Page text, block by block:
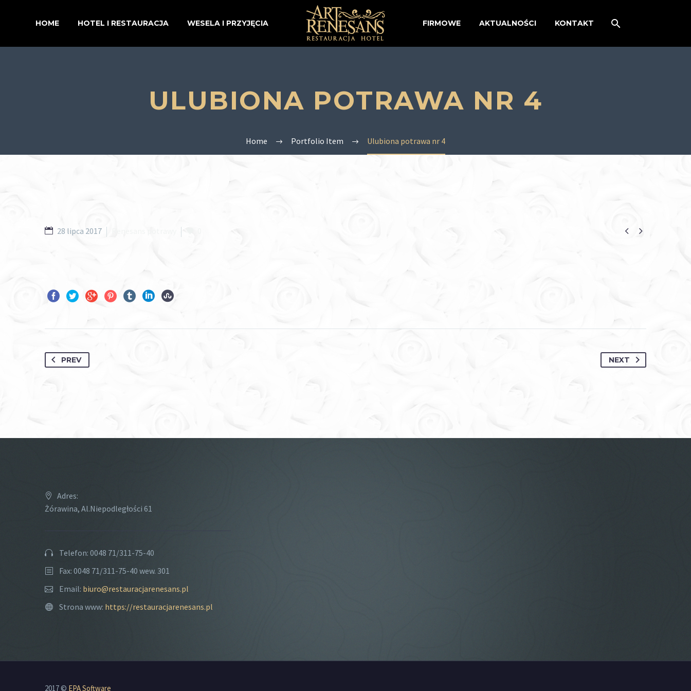
HOME HOTEL I RESTAURACJA WESELA I PRZYJĘCIA FIRMOWE AKTUALNOŚCI KONTAKT
ULUBIONA POTRAWA NR 4
Home Portfolio Item Ulubiona potrawa nr 4
 
28 lipca 2017
PREV NEXT
Adres:
Żórawina, Al.Niepodległości 61
Telefon: 0048 71/311-75-40
Fax: 0048 71/311-75-40 wew. 301
Email: biuro@restauracjarenesans.pl
Strona www: https://restauracjarenesans.pl
2017 © EPA Software